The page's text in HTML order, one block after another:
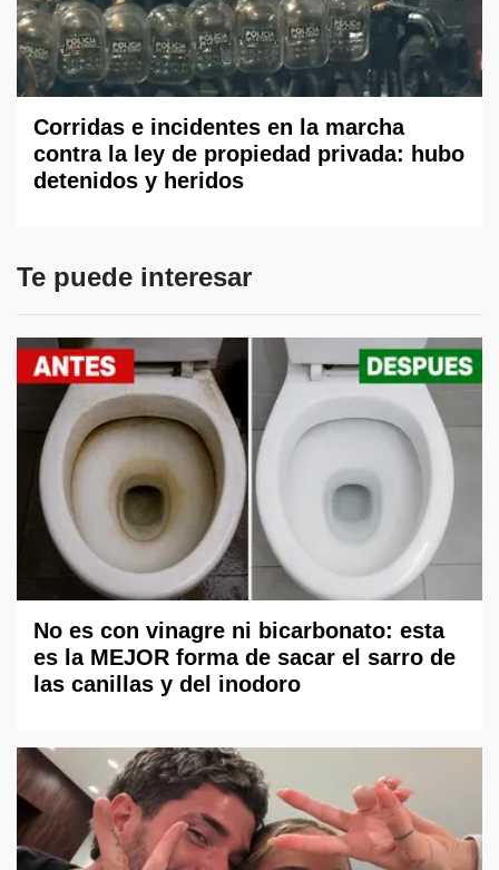
Corridas e incidentes en la marcha
contra la ley de propiedad privada: hubo
detenidos y heridos
Te puede interesar
No es con vinagre ni bicarbonato: esta
es la MEJOR forma de sacar el sarro de
las canillas y del inodoro